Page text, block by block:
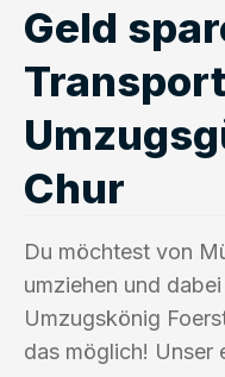
Geld
Chur
Du möchtest von
umziehen und
Umzugskönig
das möglich! Unser